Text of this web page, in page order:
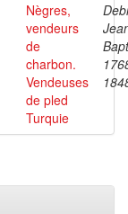
Nègres,
vendeurs
de
charbon.
Vendeuses
de pled
Turquie